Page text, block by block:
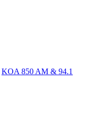
KOA 850 AM & 94.1